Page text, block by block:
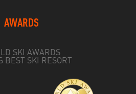
AWARDS
SKI AWARDS
BEST SKI RESORT